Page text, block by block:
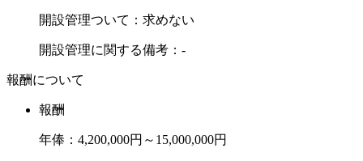
開設管理ついて：求めない
開設管理に関する備考：-
報酬について
報酬
年俸：4,200,000円～15,000,000円